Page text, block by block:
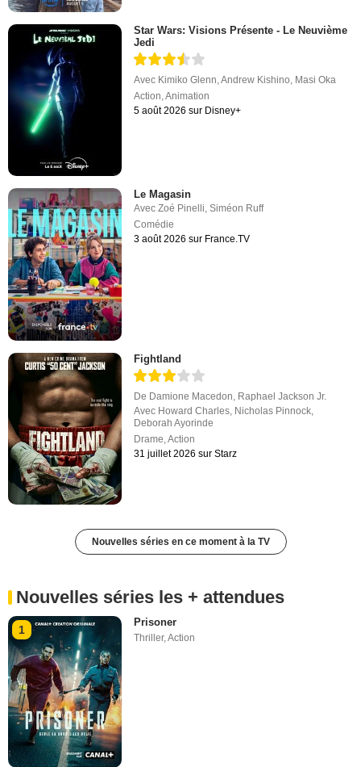
Star Wars: Visions Présente - Le Neuvième
Jedi
Avec Kimiko Glenn,Andrew Kishino, Masi Oka
Action,Animation
5 août 2026 sur Disney+
Le Magasin
AvecZoé Pinelli,Siméon Ruff
Comédie
3 août 2026 sur France.TV
Fightland
De Damione Macedon Raphael Jackson Jr.
Avec Howard Charles Nicholas Pinnock
Deborah Ayorinde
Drame ,Action
31 juillet 2026 sur Starz
Nouvelles séries en ce moment à la TV
Nouvelles séries les + attendues
1
Prisoner
Thriller,Action